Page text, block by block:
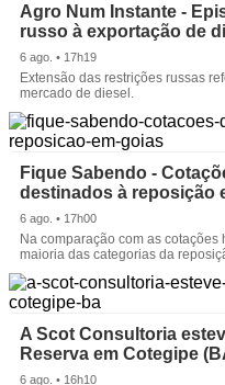
Agro Num Instante -
russo à exportação de
6 ago. • 17h19
Extensão das restrições russas
mercado de diesel.
Fique Sabendo -
destinados à reposição
6 ago. • 17h00
Na comparação com as
maioria das categorias da
A Scot Consultoria
Reserva em Cotegipe
6 ago. • 16h10